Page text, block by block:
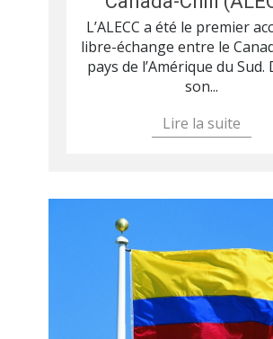
L’ALECC a été le premier
libre-échange entre le
pays de l’Amérique du Sud.
son...
Lire la suite